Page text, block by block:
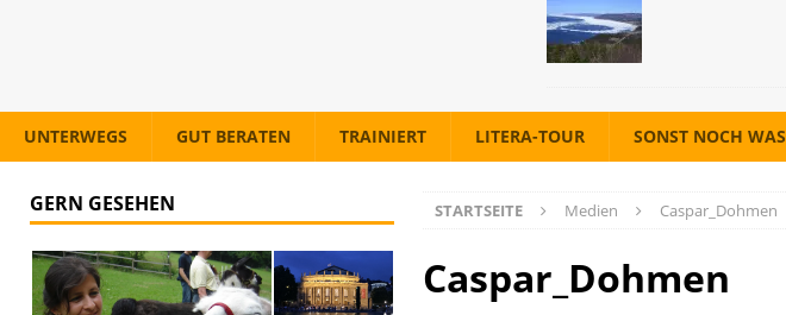
UNTERWEGS GUT BERATEN TRAINIERT LITERA-TOUR SONST NOCH WAS
STARTSEITE Medien Caspar_Dohmen
Caspar_Dohmen
GERN GESEHEN